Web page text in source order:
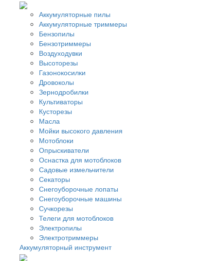
Аккумуляторные пилы
Аккумуляторные триммеры
Бензопилы
Бензотриммеры
Воздуходувки
Высоторезы
Газонокосилки
Дровоколы
Зернодробилки
Культиваторы
Кусторезы
Масла
Мойки высокого давления
Мотоблоки
Опрыскиватели
Оснастка для мотоблоков
Садовые измельчители
Секаторы
Снегоуборочные лопаты
Снегоуборочные машины
Сучкорезы
Телеги для мотоблоков
Электропилы
Электротриммеры
Аккумуляторный инструмент